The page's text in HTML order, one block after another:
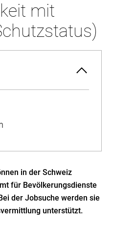
mit
in der Schweiz
für Bevölkerungsdienste
der Jobsuche werden sie
unterstützt.